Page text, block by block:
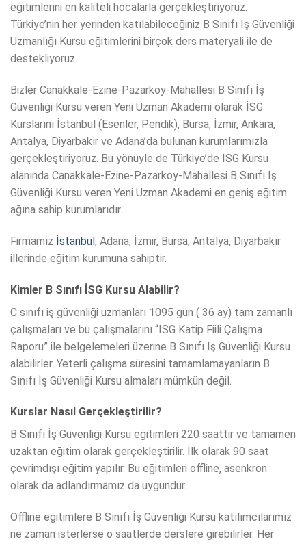
eğitimlerini en kaliteli hocalarla gerçekleştiriyoruz.
Türkiye’nin her yerinden katılabileceğiniz B Sınıfı İş Güvenliği
Uzmanlığı Kursu eğitimlerini birçok ders materyali ile de
destekliyoruz.
Bizler Canakkale-Ezine-Pazarkoy-Mahallesi B Sınıfı İş
Güvenliği Kursu veren Yeni Uzman Akademi olarak İSG
Kurslarını İstanbul (Esenler, Pendik), Bursa, İzmir, Ankara,
Antalya, Diyarbakır ve Adana’da bulunan kurumlarımızla
gerçekleştiriyoruz. Bu yönüyle de Türkiye’de İSG Kursu
alanında Canakkale-Ezine-Pazarkoy-Mahallesi B Sınıfı İş
Güvenliği Kursu veren Yeni Uzman Akademi en geniş eğitim
ağına sahip kurumlarıdır.
Firmamız İstanbul, Adana, İzmir, Bursa, Antalya, Diyarbakır
illerinde eğitim kurumuna sahiptir.
Kimler B Sınıfı İSG Kursu Alabilir?
C sınıfı iş güvenliği uzmanları 1095 gün ( 36 ay) tam zamanlı
çalışmaları ve bu çalışmalarını “İSG Katip Fiili Çalışma
Raporu” ile belgelemeleri üzerine B Sınıfı İş Güvenliği Kursu
alabilirler. Yeterli çalışma süresini tamamlamayanların B
Sınıfı İş Güvenliği Kursu almaları mümkün değil.
Kurslar Nasıl Gerçekleştirilir?
B Sınıfı İş Güvenliği Kursu eğitimleri 220 saattir ve tamamen
uzaktan eğitim olarak gerçekleştirilir. İlk olarak 90 saat
çevrimdışı eğitim yapılır. Bu eğitimleri offline, asenkron
olarak da adlandırmamız da uygundur.
Offline eğitimlere B Sınıfı İş Güvenliği Kursu katılımcılarımız
ne zaman isterlerse o saatlerde derslere girebilirler. Her